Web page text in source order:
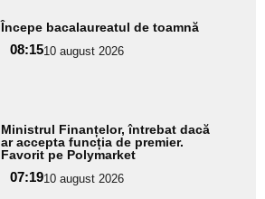
Începe bacalaureatul de toamnă
08:1510 august 2026
Ministrul Finanțelor, întrebat dacă
ar accepta funcția de premier.
Favorit pe Polymarket
07:1910 august 2026